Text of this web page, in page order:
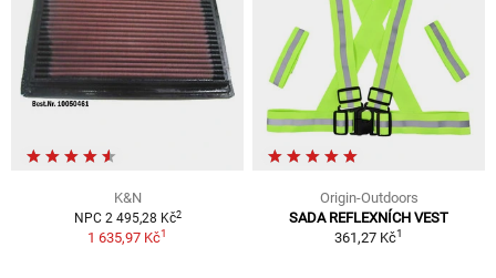
K&N
NPC 2 495,28 Kč2
1 635,97 Kč1
Origin-Outdoors
SADA REFLEXNÍCH VEST
361,27 Kč1